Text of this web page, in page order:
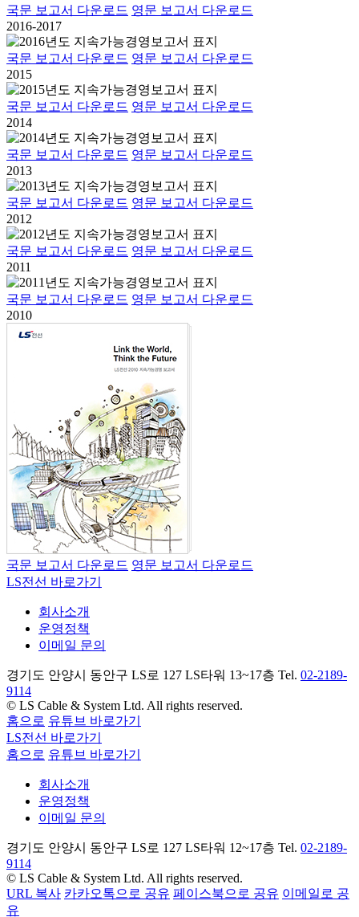
국문 보고서 다운로드 영문 보고서 다운로드
2016-2017
국문 보고서 다운로드 영문 보고서 다운로드
2015
국문 보고서 다운로드 영문 보고서 다운로드
2014
국문 보고서 다운로드 영문 보고서 다운로드
2013
국문 보고서 다운로드 영문 보고서 다운로드
2012
국문 보고서 다운로드 영문 보고서 다운로드
2011
국문 보고서 다운로드 영문 보고서 다운로드
2010
국문 보고서 다운로드 영문 보고서 다운로드
LS전선 바로가기
회사소개
운영정책
이메일 문의
경기도 안양시 동안구 LS로 127 LS타워 13~17층 Tel. 02-2189-
9114
© LS Cable & System Ltd. All rights reserved.
홈으로 유튜브 바로가기
LS전선 바로가기
홈으로 유튜브 바로가기
회사소개
운영정책
이메일 문의
경기도 안양시 동안구 LS로 127 LS타워 12~17층 Tel. 02-2189-
9114
© LS Cable & System Ltd. All rights reserved.
URL 복사 카카오톡으로 공유 페이스북으로 공유 이메일로 공
유